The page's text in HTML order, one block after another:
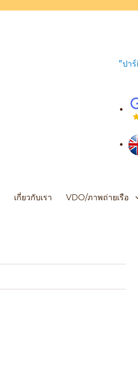
"ปา
เกี่ยวกับเรา VDO/ภาพถ่ายเรือ